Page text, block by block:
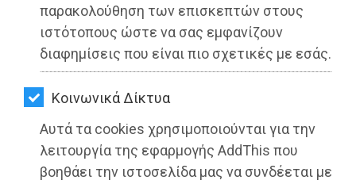
παρακολούθηση των επισκεπτών στους
ιστότοπους ώστε να σας εμφανίζουν
διαφημίσεις που είναι πιο σχετικές με εσάς.
Kοινωνικά Δίκτυα
Αυτά τα cookies χρησιμοποιούνται για την
λειτουργία της εφαρμογής AddThis που
βοηθάει την ιστοσελίδα μας να συνδέεται με
ΕΦΗΜΕΡΙΔΕΣ
OΔΗΓΟΣ
ΑΓΟΡΑΣ
ΨΙΘΥΡΟΙ
ΑΠΟΣΤΟΛΗ
ΑΡΘΡΩΝ
Διαβάστηκε 3171 φορές
Από τo Dimotisnews